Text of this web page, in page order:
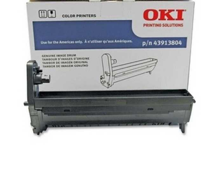
PERIFERIJA
KABELI I KONEKTORI
MREŽNA OPREMA
PRINTERI
POTROŠNI
POTROŠAČKA ELEKTRONIKA